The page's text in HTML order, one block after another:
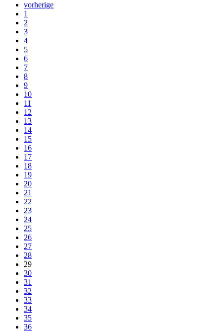
vorherige
1
2
3
4
5
6
7
8
9
10
11
12
13
14
15
16
17
18
19
20
21
22
23
24
25
26
27
28
29
30
31
32
33
34
35
36